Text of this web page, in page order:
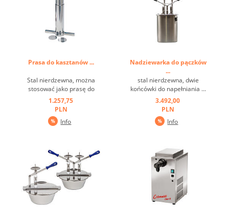
Prasa do kasztanów ...
Stal nierdzewna, można
stosować jako prasę do
spaghetti ...
1.257,75
PLN
Info
Nadziewarka do pączków
...
stal nierdzewna, dwie
końcówki do napełniania ...
3.492,00
PLN
Info